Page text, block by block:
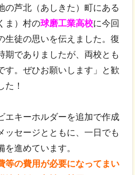
の芦北（あしきた）町にある
ま）村の球磨工業高校に今回
生徒の思いを伝えました。復
期でありましたが、両校とも
す。ぜひお願いします」と歓
た！
エキーホルダーを追加で作成
ッセージとともに、一日でも
進めています。
等の費用が必要になってまい